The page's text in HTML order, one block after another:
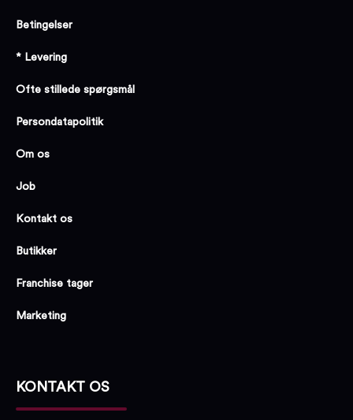
Betingelser
* Levering
Ofte stillede spørgsmål
Persondatapolitik
Om os
Job
Kontakt os
Butikker
Franchise tager
Marketing
KONTAKT OS